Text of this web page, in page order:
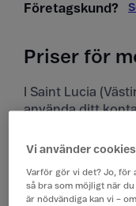
Företagskund?
Priser för
I Saint Lucia
använda ditt
Priser i Saint
Alla priser är
Vi använder cookies
Varför gör vi det? Jo, för
så bra som möjligt när
är nödvändiga kan vi –